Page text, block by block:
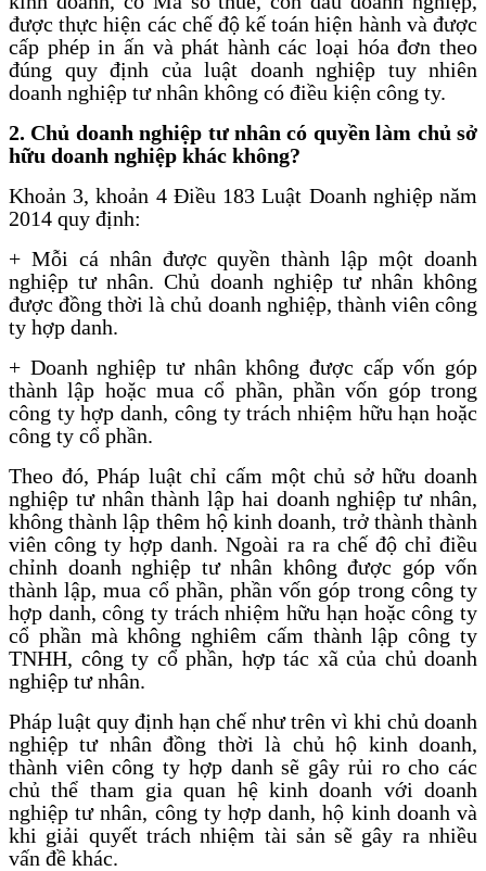
được thực hiện các chế độ kế toán hiện hành và được
cấp phép in ấn và phát hành các loại hóa đơn theo
đúng quy định của luật doanh nghiệp tuy nhiên
doanh nghiệp tư nhân không có điều kiện công ty.
2. Chủ doanh nghiệp tư nhân có quyền làm chủ sở
hữu doanh nghiệp khác không?
Khoản 3, khoản 4 Điều 183 Luật Doanh nghiệp năm
2014 quy định:
+ Mỗi cá nhân được quyền thành lập một doanh
nghiệp tư nhân. Chủ doanh nghiệp tư nhân không
được đồng thời là chủ doanh nghiệp, thành viên công
ty hợp danh.
+ Doanh nghiệp tư nhân không được cấp vốn góp
thành lập hoặc mua cổ phần, phần vốn góp trong
công ty hợp danh, công ty trách nhiệm hữu hạn hoặc
công ty cổ phần.
Theo đó, Pháp luật chỉ cấm một chủ sở hữu doanh
nghiệp tư nhân thành lập hai doanh nghiệp tư nhân,
không thành lập thêm hộ kinh doanh, trở thành thành
viên công ty hợp danh. Ngoài ra ra chế độ chỉ điều
chỉnh doanh nghiệp tư nhân không được góp vốn
thành lập, mua cổ phần, phần vốn góp trong công ty
hợp danh, công ty trách nhiệm hữu hạn hoặc công ty
cổ phần mà không nghiêm cấm thành lập công ty
TNHH, công ty cổ phần, hợp tác xã của chủ doanh
nghiệp tư nhân.
Pháp luật quy định hạn chế như trên vì khi chủ doanh
nghiệp tư nhân đồng thời là chủ hộ kinh doanh,
thành viên công ty hợp danh sẽ gây rủi ro cho các
chủ thể tham gia quan hệ kinh doanh với doanh
nghiệp tư nhân, công ty hợp danh, hộ kinh doanh và
khi giải quyết trách nhiệm tài sản sẽ gây ra nhiều
vấn đề khác.